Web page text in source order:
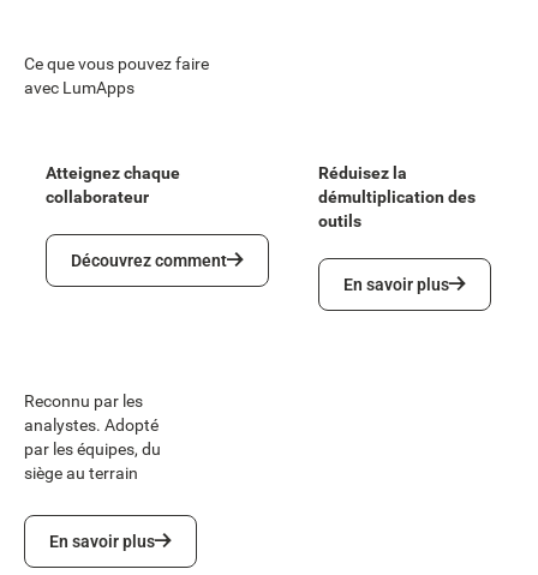
Ce que vous pouvez faire
avec LumApps
Atteignez chaque
collaborateur
Découvrez comment
Découvrez comment
Réduisez la
démultiplication des
outils
En savoir plus
En savoir plus
Reconnu par les
analystes. Adopté
par les équipes, du
siège au terrain
En savoir plus
En savoir plus